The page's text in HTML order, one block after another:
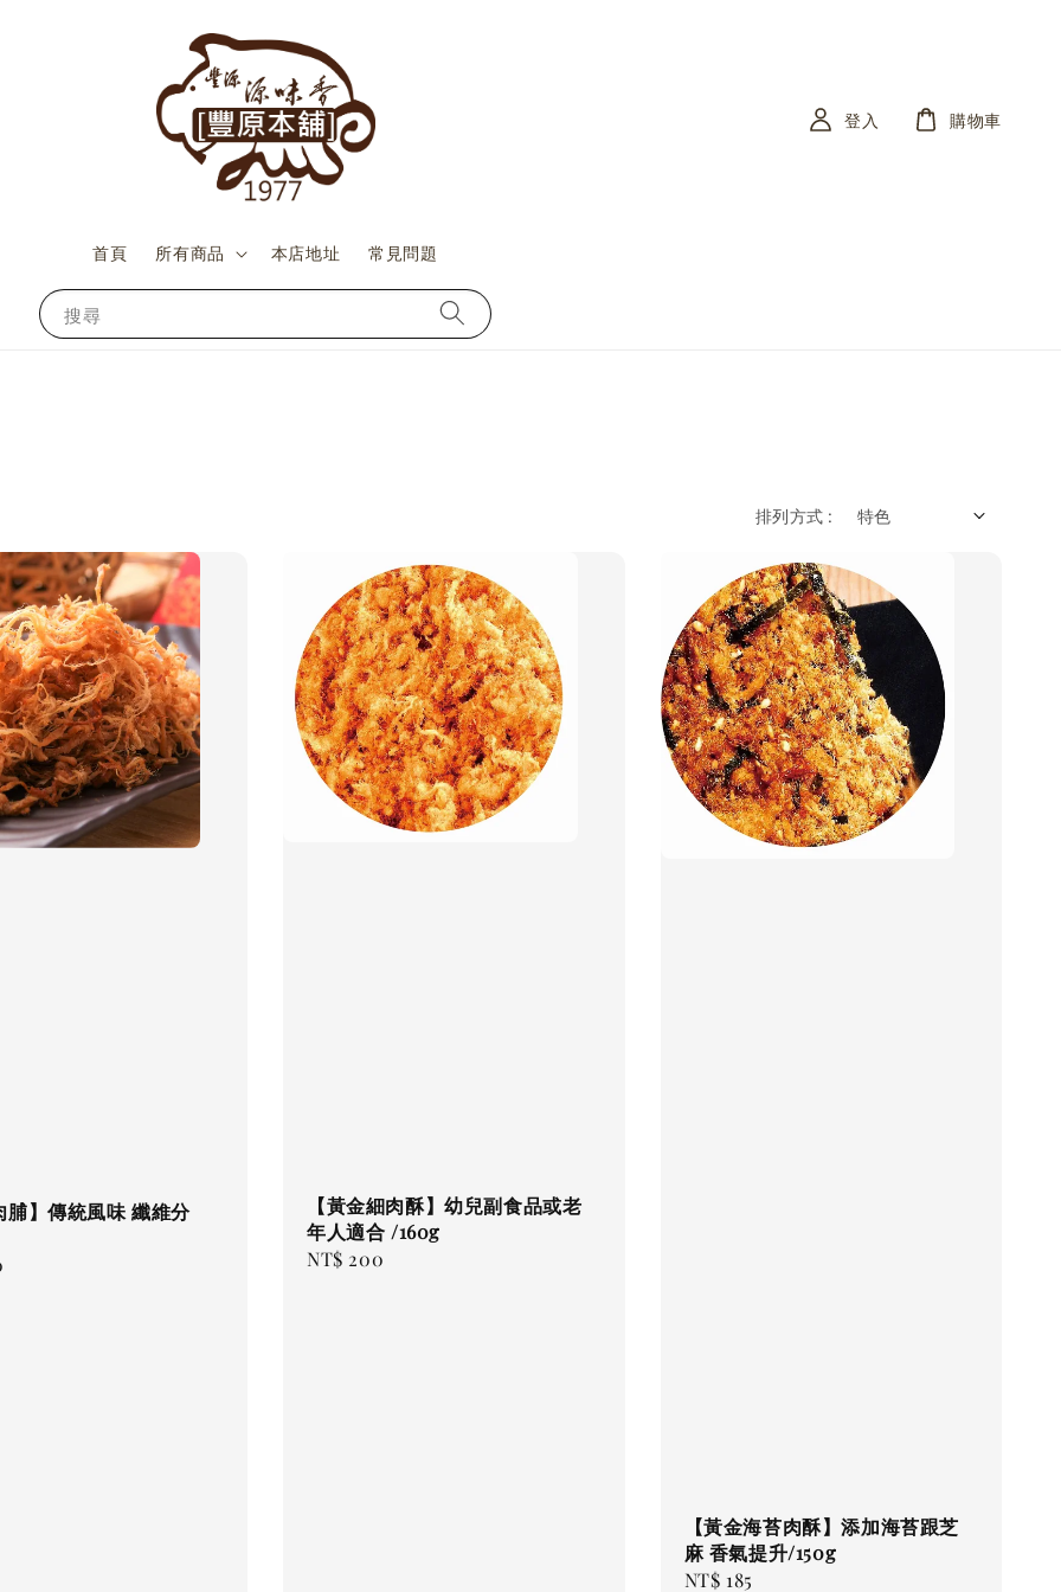
搜尋
首頁 所有商品 本店地址 常見問題
登入 購物車
排列方式 :
脯】傳統風味 纖維分
【黃金細肉酥】幼兒副食品或老
年人適合 /160g
Regular
NT$ 200
【黃金海苔肉酥】添加海苔跟芝
麻 香氣提升/150g
Regular
NT$ 185